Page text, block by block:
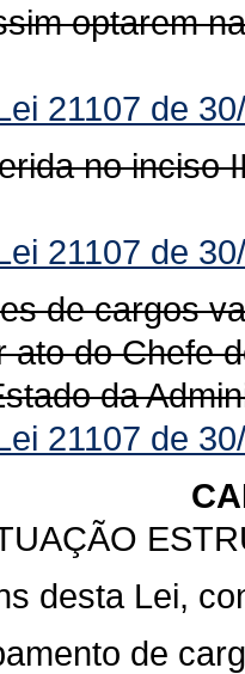
optarem
21107 de
no inciso
21107 de
de cargos
ato do Chefe
da
21107 de
desta Lei,
de